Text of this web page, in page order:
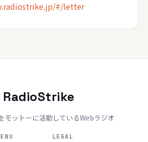
#/letter
RadioStrike
モットーに活動しているWebラジオ
LEGAL